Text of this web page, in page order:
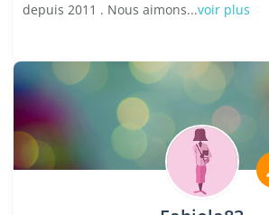
depuis 2011 . Nous aimons...voir plus